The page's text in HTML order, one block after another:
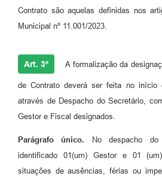
Contrato são aquelas definidas nos
Municipal nº 11.001/2023.
Art. 3º A formalização da
de Contrato deverá ser feita no início
através de Despacho do Secretário,
Gestor e Fiscal designados.
Parágrafo único. No despacho do
identificado 01(um) Gestor e 01
situações de ausências, férias ou